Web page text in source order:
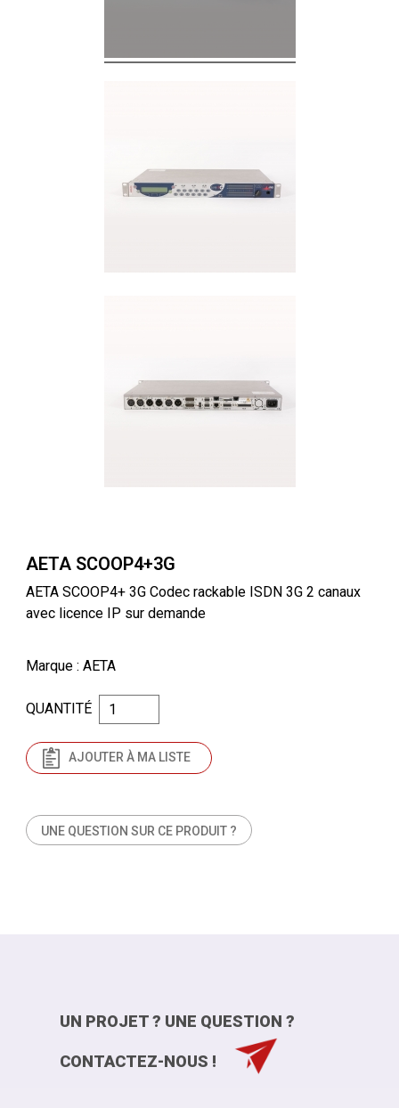
AETA SCOOP4+3G
AETA SCOOP4+ 3G Codec rackable ISDN 3G 2 canaux
avec licence IP sur demande
Marque : AETA
UNE QUESTION SUR CE PRODUIT ?
QUANTITÉ
AJOUTER À MA LISTE
UN PROJET ? UNE QUESTION ?
CONTACTEZ-NOUS !